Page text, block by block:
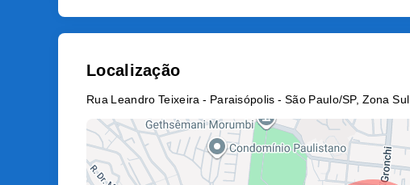
Localização
Rua Leandro Teixeira - Paraisópolis - São Paulo/SP, Zona Sul